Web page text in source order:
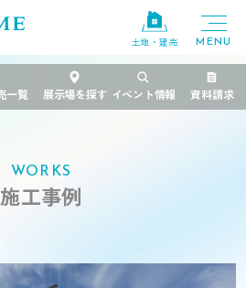
土地・建売
>ナチュラルノーブルスタイル
WORKS
施工事例